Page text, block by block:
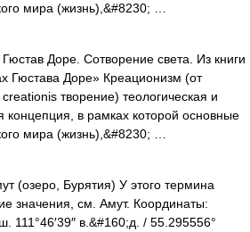
мира (жизнь),&#8230; …
Доре. Сотворение света. Из книги
Гюстава Доре» Креационизм (от
творение) теологическая и
концепция, в рамках которой основные
мира (жизнь),&#8230; …
(озеро, Бурятия) У этого термина
значения, см. Амут. Координаты:
111°46′39″ в.&#160;д. / 55.295556°